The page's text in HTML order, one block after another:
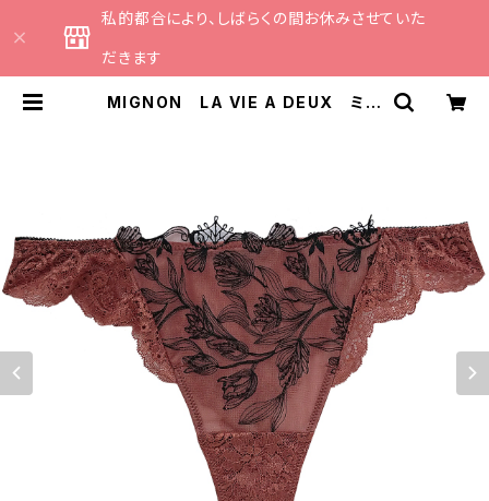
私的都合により、しばらくの間お休みさせていた
だきます
MIGNON LA VIE A DEUX ミニ